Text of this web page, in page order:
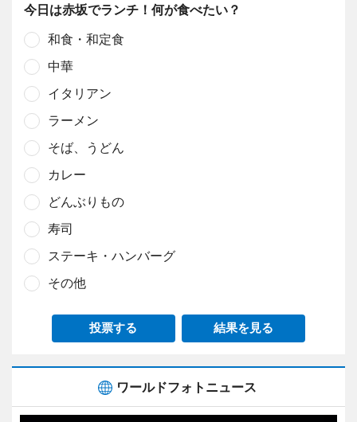
今日は赤坂でランチ！何が食べたい？
和食・和定食
中華
イタリアン
ラーメン
そば、うどん
カレー
どんぶりもの
寿司
ステーキ・ハンバーグ
その他
投票する 結果を見る
ワールドフォトニュース